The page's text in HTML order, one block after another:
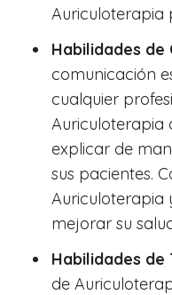
Auriculoterapia
Habilidades de
comunicación
cualquier
Auriculoterapia
explicar de
sus pacientes.
Auriculoterapia
mejorar su
Habilidades de
de